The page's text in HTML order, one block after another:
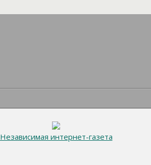
Независимая интернет-газета